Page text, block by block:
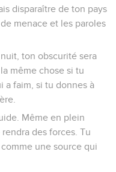
disparaître de ton pays
menace et les paroles
ton obscurité sera
même chose si tu
a faim, si tu donnes à
Même en plein
des forces. Tu
une source qui